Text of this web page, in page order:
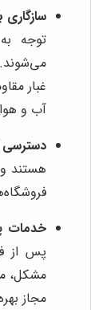
توجه
می‌شوند.
غبار
آب و
هستند
خدمات
پس از
مشکل،
مجاز